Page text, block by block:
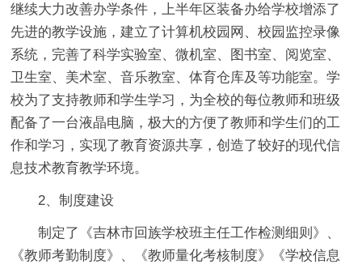
继续大力改善办学条件，上半年区装备办给学校增添了
先进的教学设施，建立了计算机校园网、校园监控录像
系统，完善了科学实验室、微机室、图书室、阅览室、
卫生室、美术室、音乐教室、体育仓库及等功能室。学
校为了支持教师和学生学习，为全校的每位教师和班级
配备了一台液晶电脑，极大的方便了教师和学生们的工
作和学习，实现了教育资源共享，创造了较好的现代信
息技术教育教学环境。
2、制度建设
制定了《吉林市回族学校班主任工作检测细则》、
《教师考勤制度》、《教师量化考核制度》《学校信息